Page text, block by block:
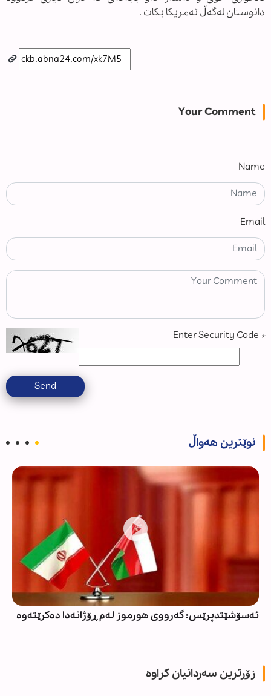
دانوستان لەگەڵ ئەمریکا بکات .
Your Comment
Name
Email
*
Send
نوێترین هەواڵ
ئەسۆشێتدپرێس: گەرووی هورموز لەم ڕۆژانەدا دەکرێتەوە
زۆرترین سەردانیان کراوە